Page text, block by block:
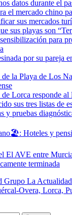
datos durante el
el mercado chino
sus mercados
sus playas son
para
por su pareja
la Playa de Los
Lorca responde al
sus tres listas de
y pruebas
Hoteles y
El AVE entre
terminada
Grupo La
Overa, Lorca,